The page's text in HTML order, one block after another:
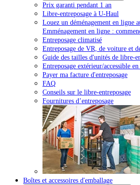
Prix garanti pendant 1 an
Libre-entreposage à U-Haul
Louez un déménagement en ligne
Emménagement en ligne :
Entreposage climatisé
Entreposage de VR, de voiture et
Guide des tailles d'unités de libre-
Entreposage extérieur/accessible
Payer ma facture d'entreposage
FAQ
Conseils sur le libre-entreposage
Fournitures d’entreposage
Boîtes et accessoires d'emballage